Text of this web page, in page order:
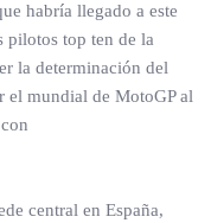
habría llegado a este
pilotos top ten de la
la determinación del
el mundial de MotoGP al
central en España,